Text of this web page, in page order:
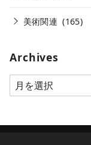
美術関連 (165)
Archives
r